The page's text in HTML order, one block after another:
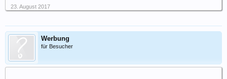
23. August 2017
Werbung
für Besucher